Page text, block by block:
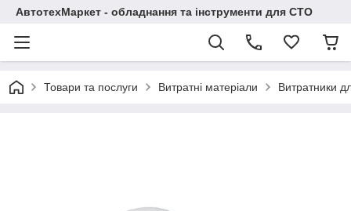
АвтотехМаркет - обладнання та інструменти для СТО
Товари та послуги Витратні матеріали Витратники